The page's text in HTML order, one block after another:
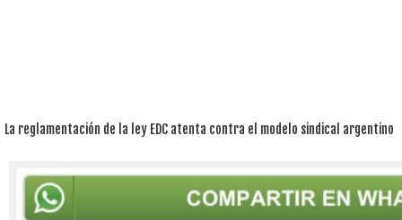
La reglamentación de la ley EDC atenta contra el modelo sindical argentino